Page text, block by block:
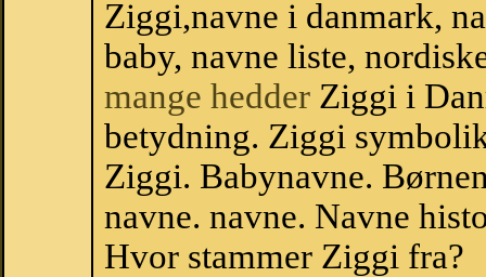
Ziggi,navne i danmark,
baby, navne liste,
mange hedder Ziggi i
betydning. Ziggi
Ziggi. Babynavne.
navne. navne. Navne
Hvor stammer Ziggi fra?